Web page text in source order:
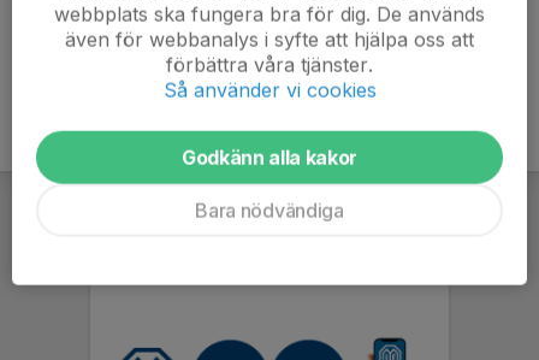
webbplats ska fungera bra för dig. De används
även för webbanalys i syfte att hjälpa oss att
förbättra våra tjänster.
Så använder vi cookies
Godkänn alla kakor
Bara nödvändiga